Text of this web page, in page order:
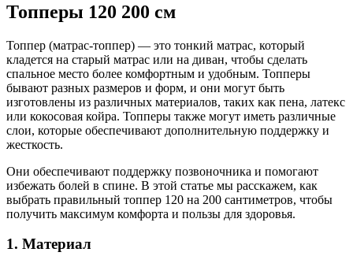
Топперы 120 200 см
Топпер (матрас-топпер) — это тонкий матрас, который
кладется на старый матрас или на диван, чтобы сделать
спальное место более комфортным и удобным. Топперы
бывают разных размеров и форм, и они могут быть
изготовлены из различных материалов, таких как пена, латекс
или кокосовая койра. Топперы также могут иметь различные
слои, которые обеспечивают дополнительную поддержку и
жесткость.
Они обеспечивают поддержку позвоночника и помогают
избежать болей в спине. В этой статье мы расскажем, как
выбрать правильный топпер 120 на 200 сантиметров, чтобы
получить максимум комфорта и пользы для здоровья.
1. Материал